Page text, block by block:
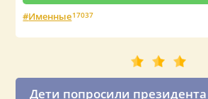
Именные17037
Дети попросили президента